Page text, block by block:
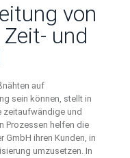
von
und
auf
sein können, stellt in
zeitaufwändige und
Prozessen helfen die
GmbH ihren Kunden, in
umzusetzen. In